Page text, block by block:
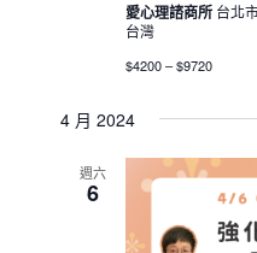
愛心理諮商所 台北
台灣
$4200 – $9720
4 月 2024
週六
6